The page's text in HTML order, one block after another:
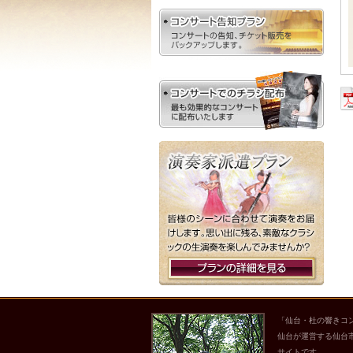
「仙台・杜の響き
仙台が運営する仙台